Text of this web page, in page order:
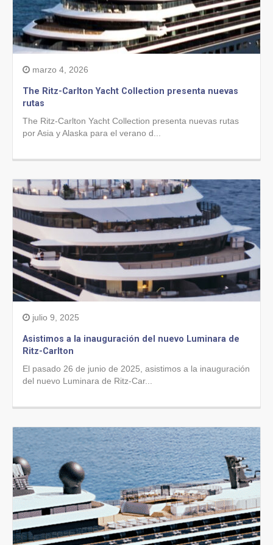
marzo 4, 2026
The Ritz-Carlton Yacht Collection presenta nuevas
rutas
The Ritz-Carlton Yacht Collection presenta nuevas rutas
por Asia y Alaska para el verano d...
julio 9, 2025
Asistimos a la inauguración del nuevo Luminara de
Ritz-Carlton
El pasado 26 de junio de 2025, asistimos a la inauguración
del nuevo Luminara de Ritz-Car...